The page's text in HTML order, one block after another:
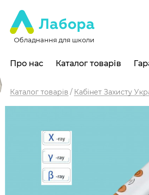
Обладнання для школи
Про нас Каталог товарів
Каталог товарів Кабінет Захисту